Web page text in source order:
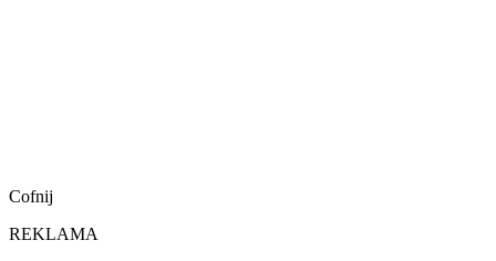
Cofnij
REKLAMA